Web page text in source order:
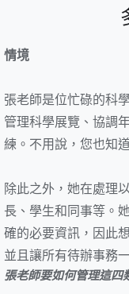
情境
張老師是位忙碌的科
管理科學展覽、協調
練。不用說，您也知
除此之外，她在處理
長、學生和同事等。
確的必要資訊，因此
並且讓所有待辦事務
張老師要如何管理這四